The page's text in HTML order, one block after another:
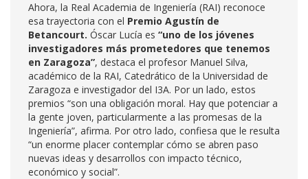
Ahora, la Real Academia de Ingeniería (RAI) reconoce
esa trayectoria con el Premio Agustín de
Betancourt. Óscar Lucía es “uno de los jóvenes
investigadores más prometedores que tenemos
en Zaragoza”, destaca el profesor Manuel Silva,
académico de la RAI, Catedrático de la Universidad de
Zaragoza e investigador del I3A. Por un lado, estos
premios “son una obligación moral. Hay que potenciar a
la gente joven, particularmente a las promesas de la
Ingeniería”, afirma. Por otro lado, confiesa que le resulta
“un enorme placer contemplar cómo se abren paso
nuevas ideas y desarrollos con impacto técnico,
económico y social”.